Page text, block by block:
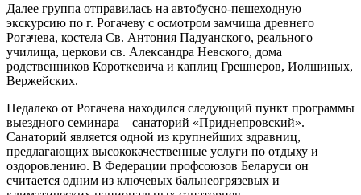
Далее группа отправилась на автобусно-пешеходную
экскурсию по г. Рогачеву с осмотром замчища древнего
Рогачева, костела Св. Антония Падуанского, реального
училища, церкови св. Александра Невского, дома
родственников Короткевича и каплиц Грешнеров, Иолшиных,
Вержейских.
Недалеко от Рогачева находился следующий пункт программы
выездного семинара – санаторий «Приднепровский».
Санаторий является одной из крупнейших здравниц,
предлагающих высококачественные услуги по отдыху и
оздоровлению. В Федерации профсоюзов Беларуси он
считается одним из ключевых бальнеогрязевых и